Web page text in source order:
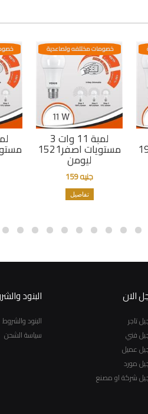
لمبة 11 وات 3
مستويات اصفر1521
ليومن
خصومات مختلفه وتصاعدية
جنيه 159
تفاصيل
الان
تاجر
فني
عميل
مورد
شركة او مصنع
البنود
البنود والشروط
سياسة الشحن